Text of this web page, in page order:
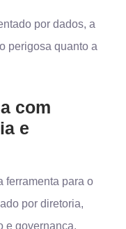
por dados, a
perigosa quanto a
com
e
ferramenta para o
por diretoria,
e governança.